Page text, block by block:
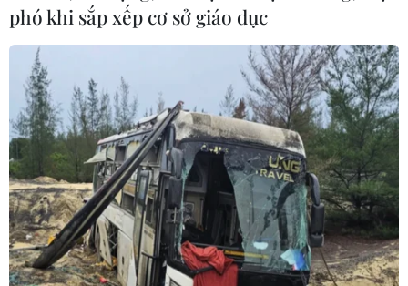
phó khi sắp xếp cơ sở giáo dục